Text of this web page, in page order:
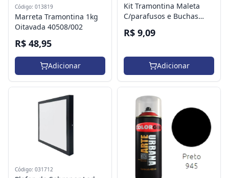
Código: 013819
Marreta Tramontina 1kg
Oitavada 40508/002
R$ 48,95
Adicionar
Kit Tramontina Maleta
C/parafusos e Buchas
R$ 9,09
Adicionar
Código: 031712